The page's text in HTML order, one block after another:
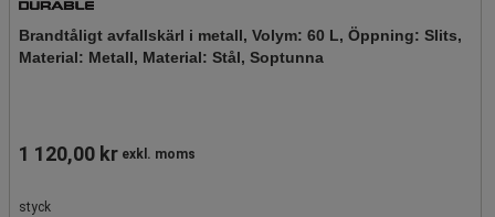
Brandtåligt avfallskärl i metall, Volym: 60 L, Öppning: Slits,
Material: Metall, Material: Stål, Soptunna
1 120,00 kr exkl. moms
styck